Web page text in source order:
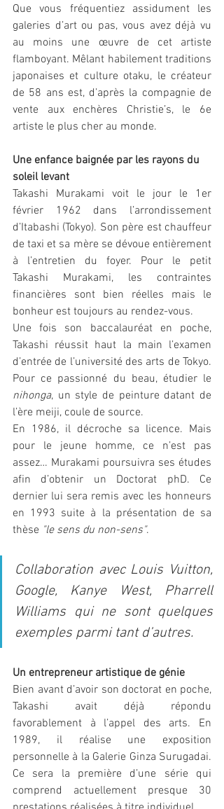
Que vous fréquentiez assidument les
galeries d’art ou pas, vous avez déjà vu
au moins une œuvre de cet artiste
flamboyant. Mêlant habilement traditions
japonaises et culture otaku, le créateur
de 58 ans est, d’après la compagnie de
vente aux enchères Christie’s, le 6e
artiste le plus cher au monde.
Une enfance baignée par les rayons du
soleil levant
Takashi Murakami voit le jour le 1er
février 1962 dans l’arrondissement
d’Itabashi (Tokyo). Son père est chauffeur
de taxi et sa mère se dévoue entièrement
à l’entretien du foyer. Pour le petit
Takashi Murakami, les contraintes
financières sont bien réelles mais le
bonheur est toujours au rendez-vous.
Une fois son baccalauréat en poche,
Takashi réussit haut la main l’examen
d’entrée de l’université des arts de Tokyo.
nihonga, un style de peinture datant de
l’ère meiji, coule de source.
En 1986, il décroche sa licence. Mais
pour le jeune homme, ce n’est pas
assez… Murakami poursuivra ses études
afin d’obtenir un Doctorat phD. Ce
dernier lui sera remis avec les honneurs
en 1993 suite à la présentation de sa
thèse "le sens du non-sens".
Collaboration avec Louis Vuitton,
Google, Kanye West, Pharrell
Williams qui ne sont quelques
exemples parmi tant d’autres.
Un entrepreneur artistique de génie
Bien avant d’avoir son doctorat en poche,
Takashi avait déjà répondu
favorablement à l’appel des arts. En
1989, il réalise une exposition
personnelle à la Galerie Ginza Surugadai.
Ce sera la première d’une série qui
comprend actuellement presque 30